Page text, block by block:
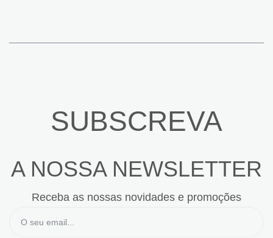
SUBSCREVA
A NOSSA NEWSLETTER
Receba as nossas novidades e promoções